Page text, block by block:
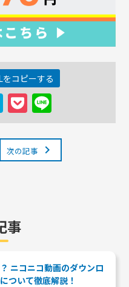
コピーする
HatenaPocket
次の記事 chevron_right
事
ニコニコ動画のダウンロ
ついて徹底解説！